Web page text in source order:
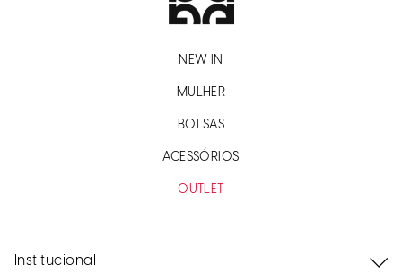
NEW IN
MULHER
BOLSAS
ACESSÓRIOS
OUTLET
Institucional